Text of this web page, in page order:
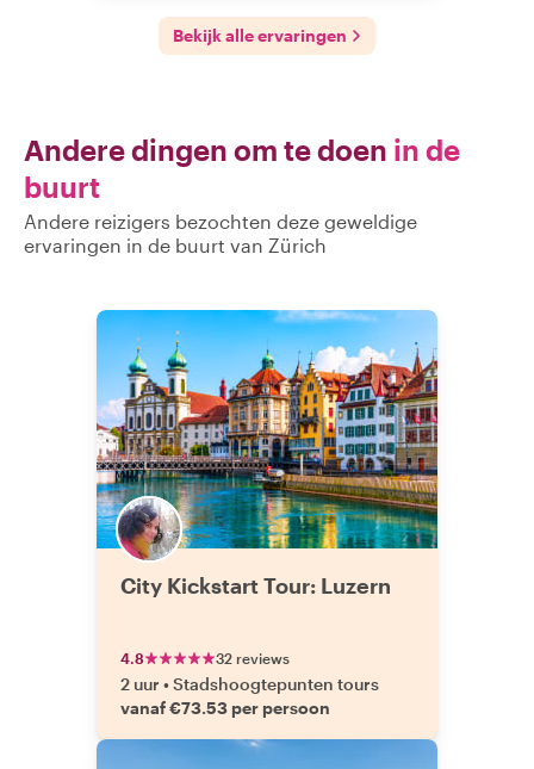
Bekijk alle ervaringen
Andere dingen om te doen in de
buurt
Andere reizigers bezochten deze geweldige
ervaringen in de buurt van Zürich
City Kickstart Tour: Luzern
4.8 32 reviews
2 uur •Stadshoogtepunten tours
vanaf €73.53 per persoon